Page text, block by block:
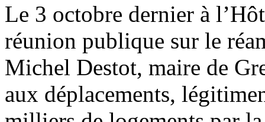
Le 3 octobre dernier à
réunion publique sur le
Michel Destot, maire de
aux déplacements,